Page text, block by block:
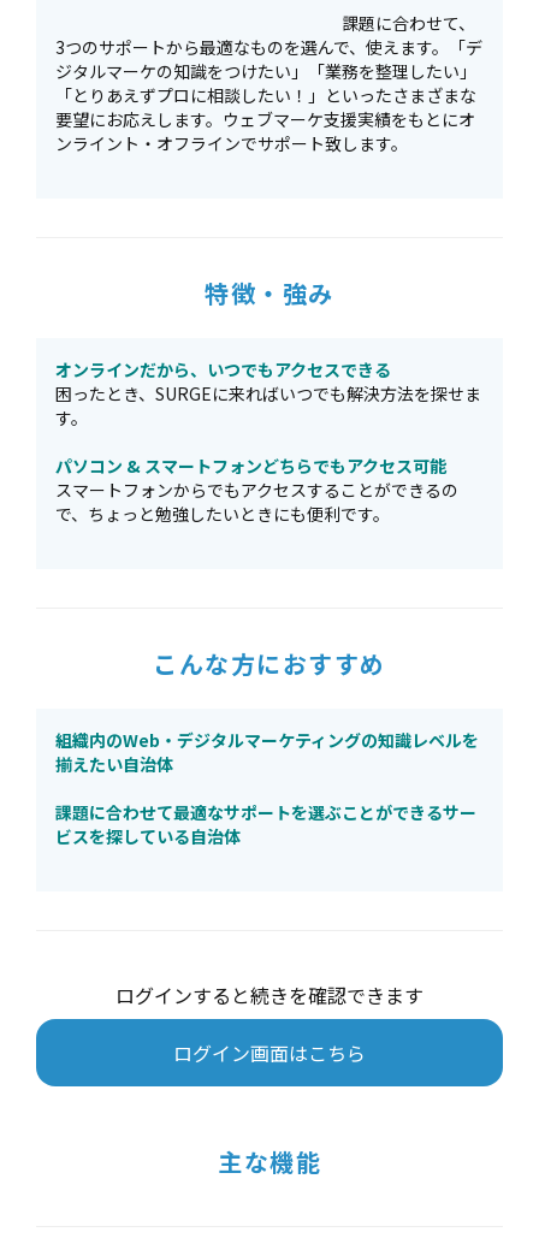
課題に合わせて、
3つのサポートから最適なものを選んで、使えます。「デ
ジタルマーケの知識をつけたい」「業務を整理したい」
「とりあえずプロに相談したい！」といったさまざまな
要望にお応えします。ウェブマーケ支援実績をもとにオ
ンライント・オフラインでサポート致します。
特徴・強み
オンラインだから、いつでもアクセスできる
困ったとき、SURGEに来ればいつでも解決方法を探せま
す。
パソコン & スマートフォンどちらでもアクセス可能
スマートフォンからでもアクセスすることができるの
で、ちょっと勉強したいときにも便利です。
こんな方におすすめ
組織内のWeb・デジタルマーケティングの知識レベルを
揃えたい自治体
課題に合わせて最適なサポートを選ぶことができるサー
ビスを探している自治体
ログインすると続きを確認できます
ログイン画面はこちら
主な機能